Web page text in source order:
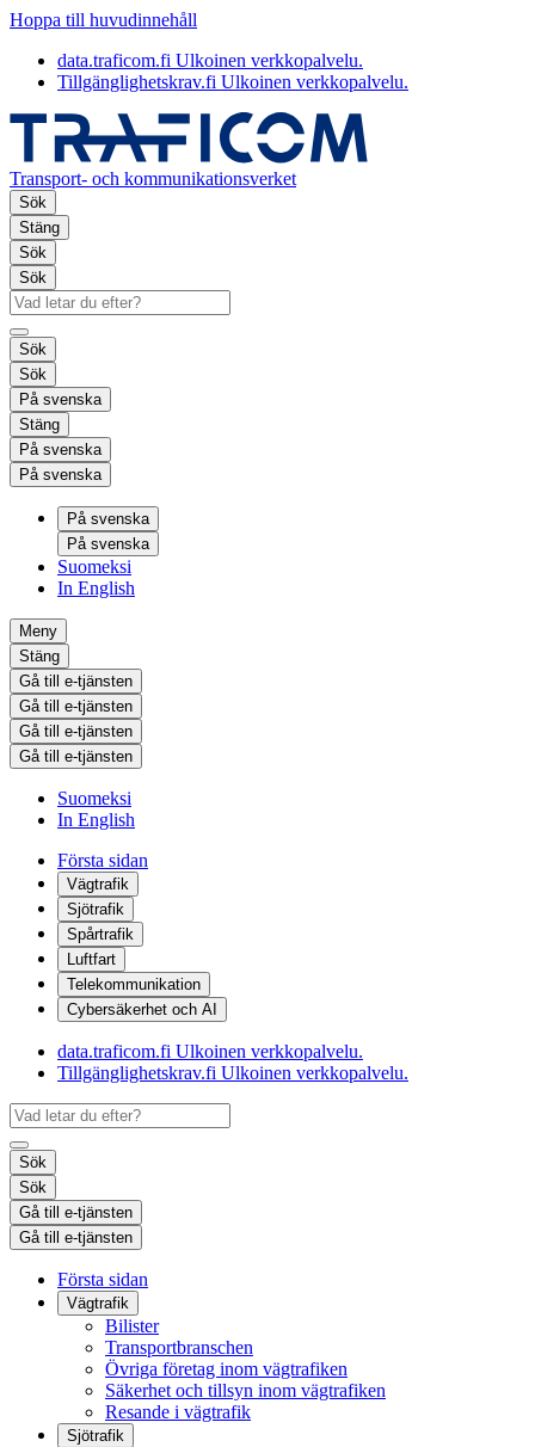
Hoppa till huvudinnehåll
data.traficom.fi Ulkoinen verkkopalvelu.
Tillgänglighetskrav.fi Ulkoinen verkkopalvelu.
Transport- och kommunikationsverket
Sök
Stäng
Sök
Sök
Sök
Sök
På svenska
Stäng
På svenska
På svenska
På svenska
På svenska
Suomeksi
In English
Meny
Stäng
Gå till e-tjänsten
Gå till e-tjänsten
Gå till e-tjänsten
Gå till e-tjänsten
Suomeksi
In English
Första sidan
Vägtrafik
Sjötrafik
Spårtrafik
Luftfart
Telekommunikation
Cybersäkerhet och AI
data.traficom.fi Ulkoinen verkkopalvelu.
Tillgänglighetskrav.fi Ulkoinen verkkopalvelu.
Sök
Sök
Gå till e-tjänsten
Gå till e-tjänsten
Första sidan
Vägtrafik
Bilister
Transportbranschen
Övriga företag inom vägtrafiken
Säkerhet och tillsyn inom vägtrafiken
Resande i vägtrafik
Sjötrafik